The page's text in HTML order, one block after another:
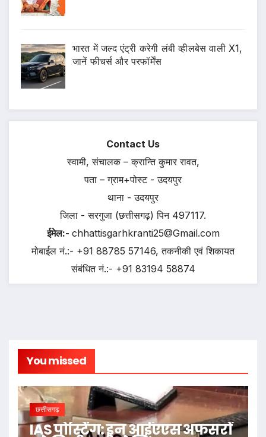
भारत में जल्द एंट्री करेगी लंबी व्हीलबेस वाली X1,
जानें फीचर्स और परफॉर्मेंस
Contact Us
स्वामी, संचालक – क्रान्ति कुमार रावत,
पता – ग्राम+पोस्ट - उदयपुर
थाना - उदयपुर
जिला - सरगुजा (छत्तीसगढ़) पिन 497117.
ईमेल:- chhattisgarhkranti25@Gmail.com
मोबाईल नं.:- +91 88785 57146, तकनीकी एवं शिकायत
संबंधित नं.:- +91 83194 58874
You missed
छत्तीसगढ़
IAS पोस्टिंग: इन आईएएस अफसरों